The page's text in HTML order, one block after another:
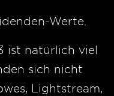
Werte.
ist natürlich viel
sich nicht
Lightstream,